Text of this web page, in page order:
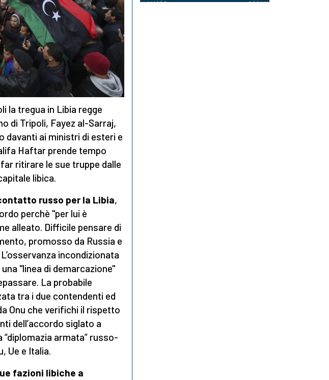
la tregua in Libia regge
di Tripoli, Fayez al-Sarraj,
davanti ai ministri di esteri e
Haftar prende tempo
ritirare le sue truppe dalle
libica.
russo per la Libia,
perchè "per lui è
alleato. Difficile pensare di
promosso da Russia e
incondizionata
"linea di demarcazione"
La probabile
tra i due contendenti ed
Onu che verifichi il rispetto
dell’accordo siglato a
armata” russo-
Ue e Italia.
fazioni libiche a